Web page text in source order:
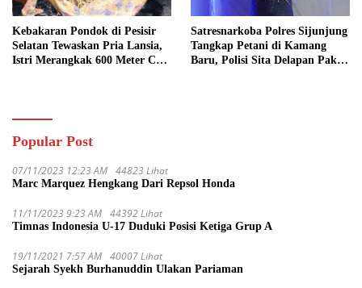
Kebakaran Pondok di Pesisir
Selatan Tewaskan Pria Lansia,
Istri Merangkak 600 Meter Cari
Satresnarkoba Polres Sijunjung
Tangkap Petani di Kamang
Baru, Polisi Sita Delapan Paket
Popular Post
07/11/2023 12:23 AM 44823 Lihat
Marc Marquez Hengkang Dari Repsol Honda
11/11/2023 9:23 AM 44392 Lihat
Timnas Indonesia U-17 Duduki Posisi Ketiga Grup A
19/11/2021 7:57 AM 40007 Lihat
Sejarah Syekh Burhanuddin Ulakan Pariaman